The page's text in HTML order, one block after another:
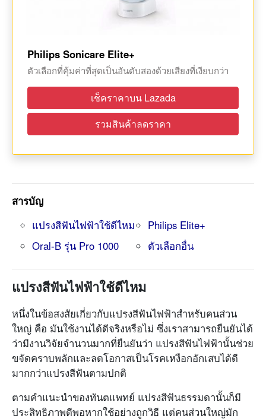
Philips Sonicare Elite+
ตัวเลือกที่คุ้มค่าที่สุดเป็นอันดับสองด้วยเสียงที่เงียบกว่า
เช็คราคาบน Lazada
รวมสินค้าลดราคา
สารบัญ
แปรงสีฟันไฟฟ้าใช้ดีไหม
Oral-B รุ่น Pro 1000
Philips Elite+
ตัวเลือกอื่น
แปรงสีฟันไฟฟ้าใช้ดีไหม
หนึ่งในข้อสงสัยเกี่ยวกับแปรงสีฟันไฟฟ้าสำหรับคนส่วน
ใหญ่ คือ มันใช้งานได้ดีจริงหรือไม่ ซึ่งเราสามารถยืนยันได้
ว่ามีงานวิจัยจำนวนมากที่ยืนยันว่า แปรงสีฟันไฟฟ้านั้นช่วย
ขจัดคราบพลักและลดโอกาสเป็นโรคเหงือกอักเสบได้ดี
มากกว่าแปรงสีฟันตามปกติ
ตามคำแนะนำของทันตแพทย์ แปรงสีฟันธรรมดานั้นก็มี
ประสิทธิภาพดีพอหากใช้อย่างถูกวิธี แต่คนส่วนใหญ่มัก